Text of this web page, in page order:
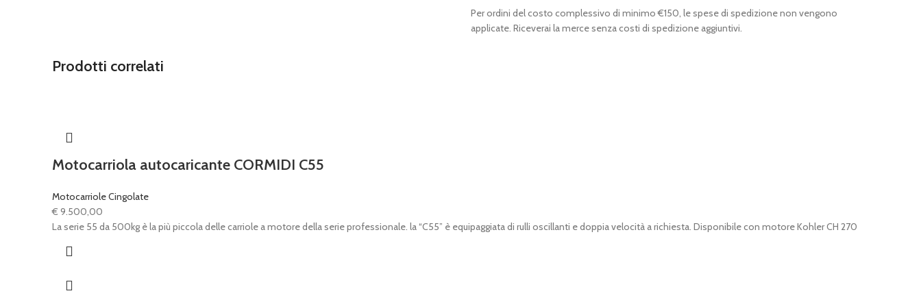
Per ordini del costo complessivo di minimo €150, le spese di spedizione non vengono
applicate. Riceverai la merce senza costi di spedizione aggiuntivi.
Prodotti correlati
Motocarriola autocaricante CORMIDI C55
Motocarriole Cingolate
€ 9.500,00
La serie 55 da 500kg è la più piccola delle carriole a motore della serie professionale. la “C55” è equipaggiata di rulli oscillanti e doppia velocità a richiesta. Disponibile con motore Kohler CH 270